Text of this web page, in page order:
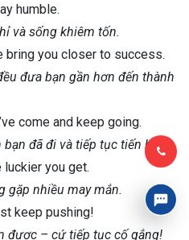
humble.
và sống khiêm tốn.
bring you closer to success.
đưa bạn gần hơn đến thành
come and keep going.
bạn đã đi và tiếp tục tiến bước.
luckier you get.
gặp nhiều may mắn.
keep pushing!
được – cứ tiếp tục cố gắng!